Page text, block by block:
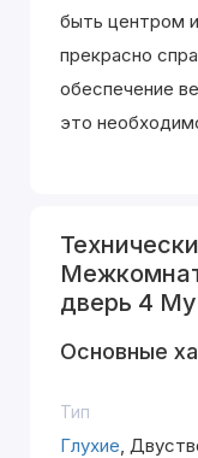
быть центром
прекрасно
обеспечение
это
дверь 4
Основные
Тип
Глухие,